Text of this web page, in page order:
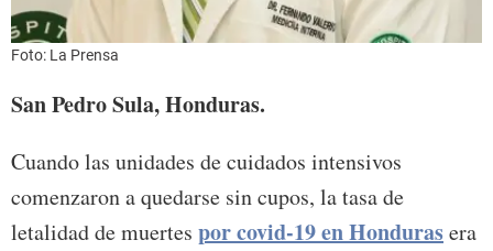
Foto: La Prensa
San Pedro Sula, Honduras.
Cuando las unidades de cuidados intensivos
comenzaron a quedarse sin cupos, la tasa de
letalidad de muertes por covid-19 en Hondurasera